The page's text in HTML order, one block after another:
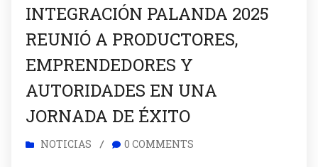
INTEGRACIÓN PALANDA 2025
REUNIÓ A PRODUCTORES,
EMPRENDEDORES Y
AUTORIDADES EN UNA
JORNADA DE ÉXITO
NOTICIAS / 0 COMMENTS